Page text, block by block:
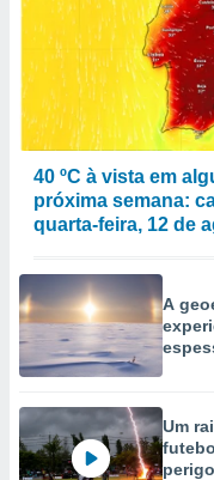
40 ºC à vista em
próxima semana:
quarta-feira, 12 de
A
Um